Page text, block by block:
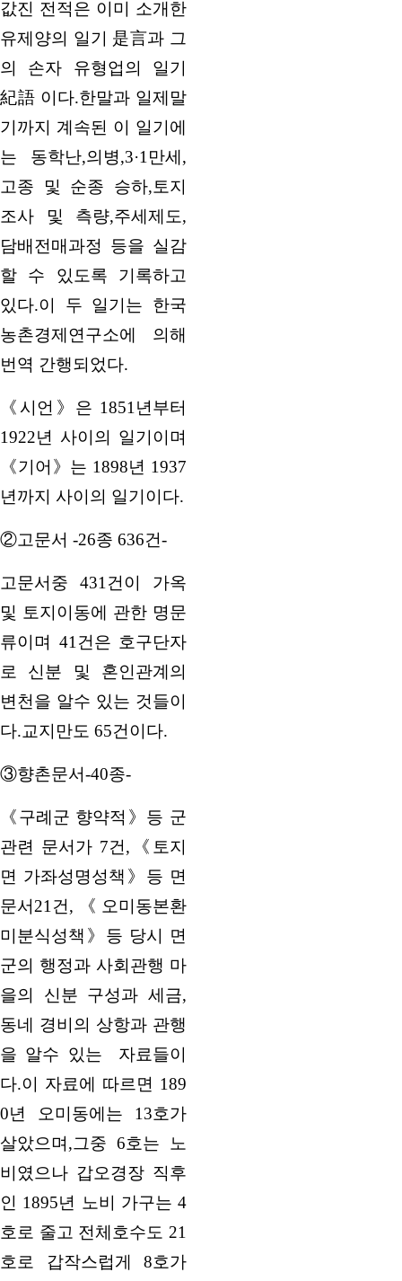
값진 전적은 이미 소개한
유제양의 일기 是言과 그
의 손자 유형업의 일기
紀語 이다.한말과 일제말
기까지 계속된 이 일기에
는 동학난,의병,3·1만세,
고종 및 순종 승하,토지
조사 및 측량,주세제도,
담배전매과정 등을 실감
할 수 있도록 기록하고
있다.이 두 일기는 한국
농촌경제연구소에 의해
번역 간행되었다.
《시언》은 1851년부터
1922년 사이의 일기이며
《기어》는 1898년 1937
년까지 사이의 일기이다.
②고문서 -26종 636건-
고문서중 431건이 가옥
및 토지이동에 관한 명문
류이며 41건은 호구단자
로 신분 및 혼인관계의
변천을 알수 있는 것들이
다.교지만도 65건이다.
③향촌문서-40종-
《구례군 향약적》등 군
관련 문서가 7건,《토지
면 가좌성명성책》등 면
문서21건,《오미동본환
미분식성책》등 당시 면
군의 행정과 사회관행 마
을의 신분 구성과 세금,
동네 경비의 상항과 관행
을 알수 있는 자료들이
다.이 자료에 따르면 189
0년 오미동에는 13호가
살았으며,그중 6호는 노
비였으나 갑오경장 직후
인 1895년 노비 가구는 4
호로 줄고 전체호수도 21
호로 갑작스럽게 8호가